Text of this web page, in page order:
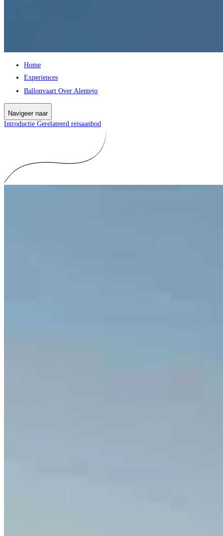
Home
Experiences
Ballonvaart Over Alentejo
Navigeer naar
Introductie Gerelateerd reisaanbod